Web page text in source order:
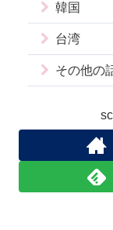
韓国
台湾
その他の